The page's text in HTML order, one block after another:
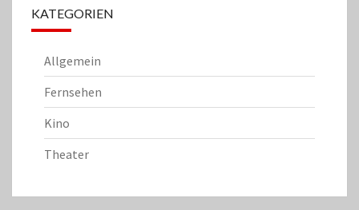
KATEGORIEN
Allgemein
Fernsehen
Kino
Theater